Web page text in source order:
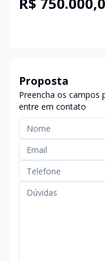
Proposta
Preencha os campos
entre em contato